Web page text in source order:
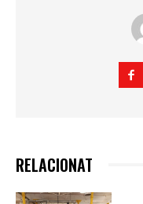
RELACIONAT